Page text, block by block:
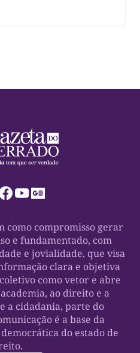
como compromisso gerar
e fundamentado, com
e jovialidade, que visa
clara e objetiva
como vetor e abre
ao direito e a
a cidadania, parte do
é a base da
do estado de